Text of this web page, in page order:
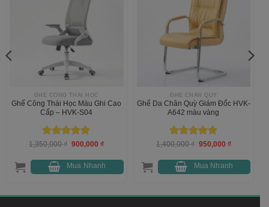
GHẾ CÔNG THÁI HỌC
Ghế Công Thái Học Màu Ghi Cao
Cấp – HVK-S04
Được xếp
sao
1,350,000₫ Giá
1,350,000 ₫.
900,000 ₫Giá
là:
900,000 ₫.
Mua Nhanh
GHẾ CHÂN QUỲ
Ghế Da Chân Quỳ Giám Đốc HVK-
A642 màu vàng
Được xếp
sao
1,400,000₫ Giá
1,400,000 ₫.
950,000 ₫Giá
là:
950,000 ₫.
Mua Nhanh